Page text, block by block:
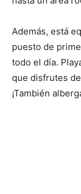
Además, está
puesto de
todo el día.
que disfrutes
¡También